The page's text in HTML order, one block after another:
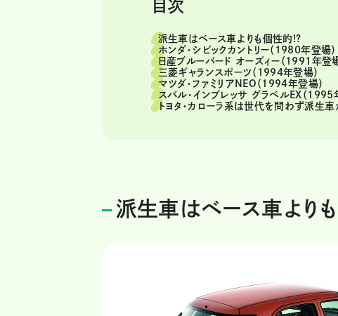
目次
派生車はベース車よりも個性的!?
ホンダ・シビックカントリー（1980年登場）
日産ブルーバード オーズィー（1991年登
三菱ギャランスポーツ（1994年登場）
マツダ・ファミリアNEO（1994年登場）
スバル・インプレッサ グラベルEX（1995
トヨタ・カローラ系は世代を問わず派生
派生車はベース車より